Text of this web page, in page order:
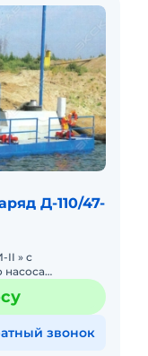
Д-110/47-
II » с
насоса
песка и
звонок